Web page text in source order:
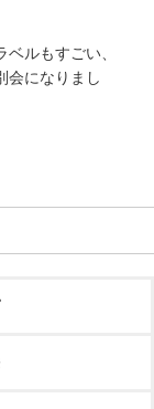
ルもすごい、
会になりまし